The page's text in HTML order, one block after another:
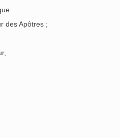
des Apôtres ;